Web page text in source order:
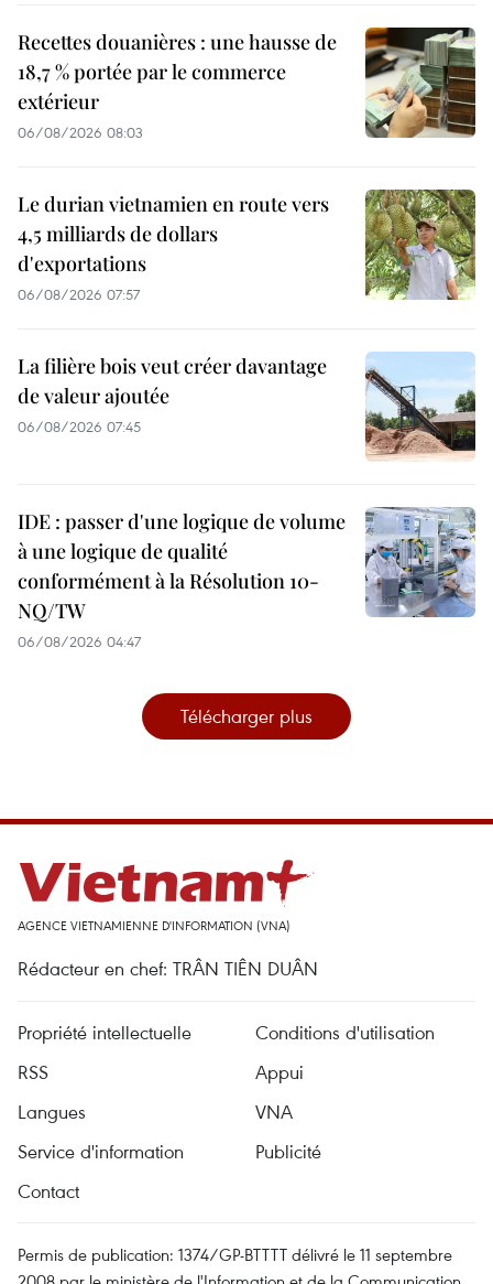
Recettes douanières : une hausse de
18,7 % portée par le commerce
extérieur
06/08/2026 08:03
Le durian vietnamien en route vers
4,5 milliards de dollars
d'exportations
06/08/2026 07:57
La filière bois veut créer davantage
de valeur ajoutée
06/08/2026 07:45
IDE : passer d'une logique de volume
à une logique de qualité
conformément à la Résolution 10-
NQ/TW
06/08/2026 04:47
Télécharger plus
AGENCE VIETNAMIENNE D'INFORMATION (VNA)
Rédacteur en chef: TRÂN TIÊN DUÂN
Propriété intellectuelle
Conditions d'utilisation
RSS
Appui
Langues
VNA
Service d'information
Publicité
Contact
Permis de publication: 1374/GP-BTTTT délivré le 11 septembre